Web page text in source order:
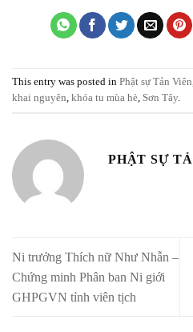
This entry was posted in Phật sự Tản Viên
khai nguyên, khóa tu mùa hè, Sơn Tây.
PHẬT SỰ
Ni trưởng Thích nữ Như Nhẫn –
Chứng minh Phân ban Ni giới
GHPGVN tỉnh viên tịch